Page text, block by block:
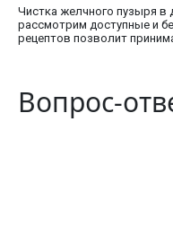
Чистка желчного пузыря в
рассмотрим доступные и
рецептов позволит
Вопрос-